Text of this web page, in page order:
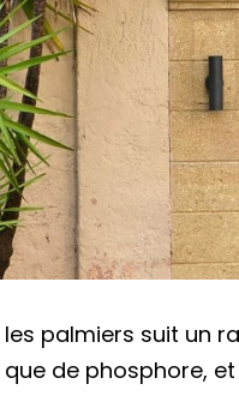
palmiers suit un
de phosphore,